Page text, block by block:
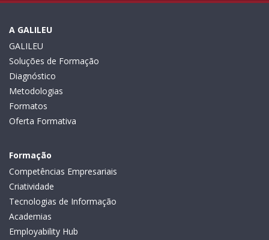
A GALILEU
GALILEU
Soluções de Formação
Diagnóstico
Metodologias
Formatos
Oferta Formativa
Formação
Competências Empresariais
Criatividade
Tecnologias de Informação
Academias
Employability Hub